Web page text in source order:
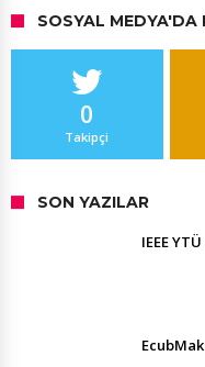
SOSYAL MEDYA'DA
0
Takipçi
SON YAZILAR
IEEE